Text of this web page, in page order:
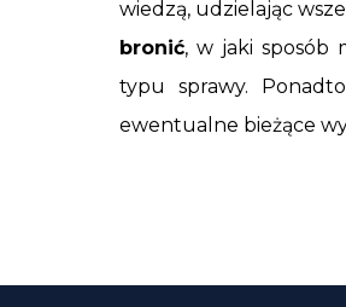
wiedzą, udzielając
bronić, w jaki sposób
typu sprawy.
ewentualne bieżące